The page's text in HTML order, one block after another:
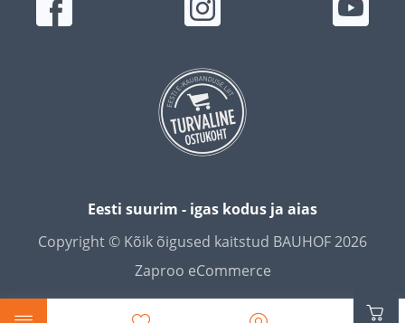
Eesti suurim - igas kodus ja aias
Copyright © Kõik õigused kaitstud BAUHOF 2026
Zaproo eCommerce